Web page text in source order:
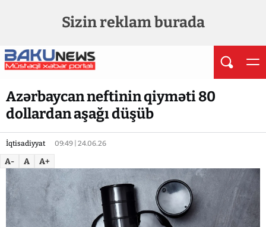
Sizin reklam burada
Azərbaycan neftinin qiyməti 80
dollardan aşağı düşüb
İqtisadiyyat 09:49 | 24.06.26
A- A A+